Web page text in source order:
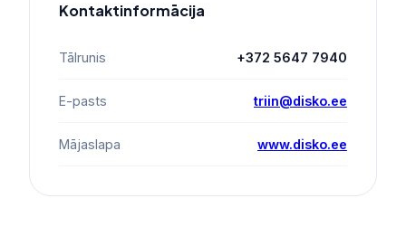
Kontaktinformācija
Tālrunis +372 5647 7940
E-pasts triin@disko.ee
Mājaslapa www.disko.ee